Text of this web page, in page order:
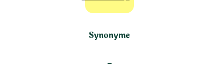
Synonyme
–